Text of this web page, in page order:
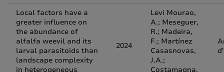
Local factors have a
greater influence on
the abundance of
alfalfa weevil and its
larval parasitoids than
landscape complexity
in heterogeneous
2024
Levi Mourao,
A.; Meseguer,
R.; Madeira,
F.; Martínez
Casasnovas,
J.A.;
Costamagna,